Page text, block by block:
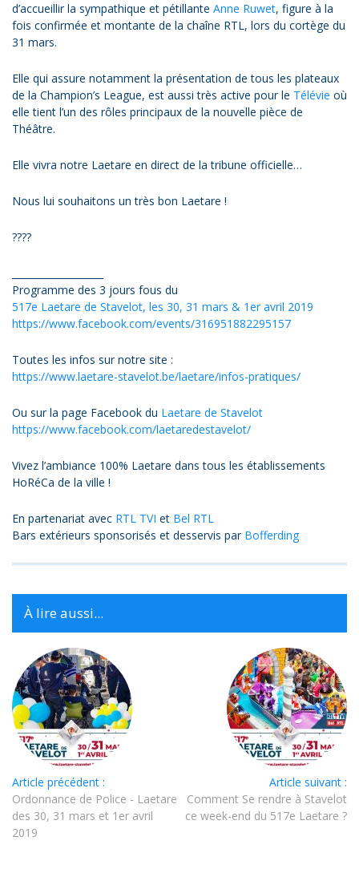
d’accueillir la sympathique et pétillante Anne Ruwet, figure à la
fois confirmée et montante de la chaîne RTL, lors du cortège du
31 mars.
Elle qui assure notamment la présentation de tous les plateaux
de la Champion’s League, est aussi très active pour le Télévie où
elle tient l’un des rôles principaux de la nouvelle pièce de
Théâtre.
Elle vivra notre Laetare en direct de la tribune officielle…
Nous lui souhaitons un très bon Laetare !
????
Programme des 3 jours fous du
517e Laetare de Stavelot, les 30, 31 mars & 1er avril 2019
https://www.facebook.com/events/316951882295157
Toutes les infos sur notre site :
https://www.laetare-stavelot.be/laetare/infos-pratiques/
Ou sur la page Facebook du Laetare de Stavelot
https://www.facebook.com/laetaredestavelot/
Vivez l’ambiance 100% Laetare dans tous les établissements
HoRéCa de la ville !
En partenariat avec RTL TVI et Bel RTL
Bars extérieurs sponsorisés et desservis par Bofferding
À lire aussi...
Article précédent :
Ordonnance de Police - Laetare
des 30, 31 mars et 1er avril
2019
Article suivant :
Comment Se rendre à Stavelot
ce week-end du 517e Laetare ?